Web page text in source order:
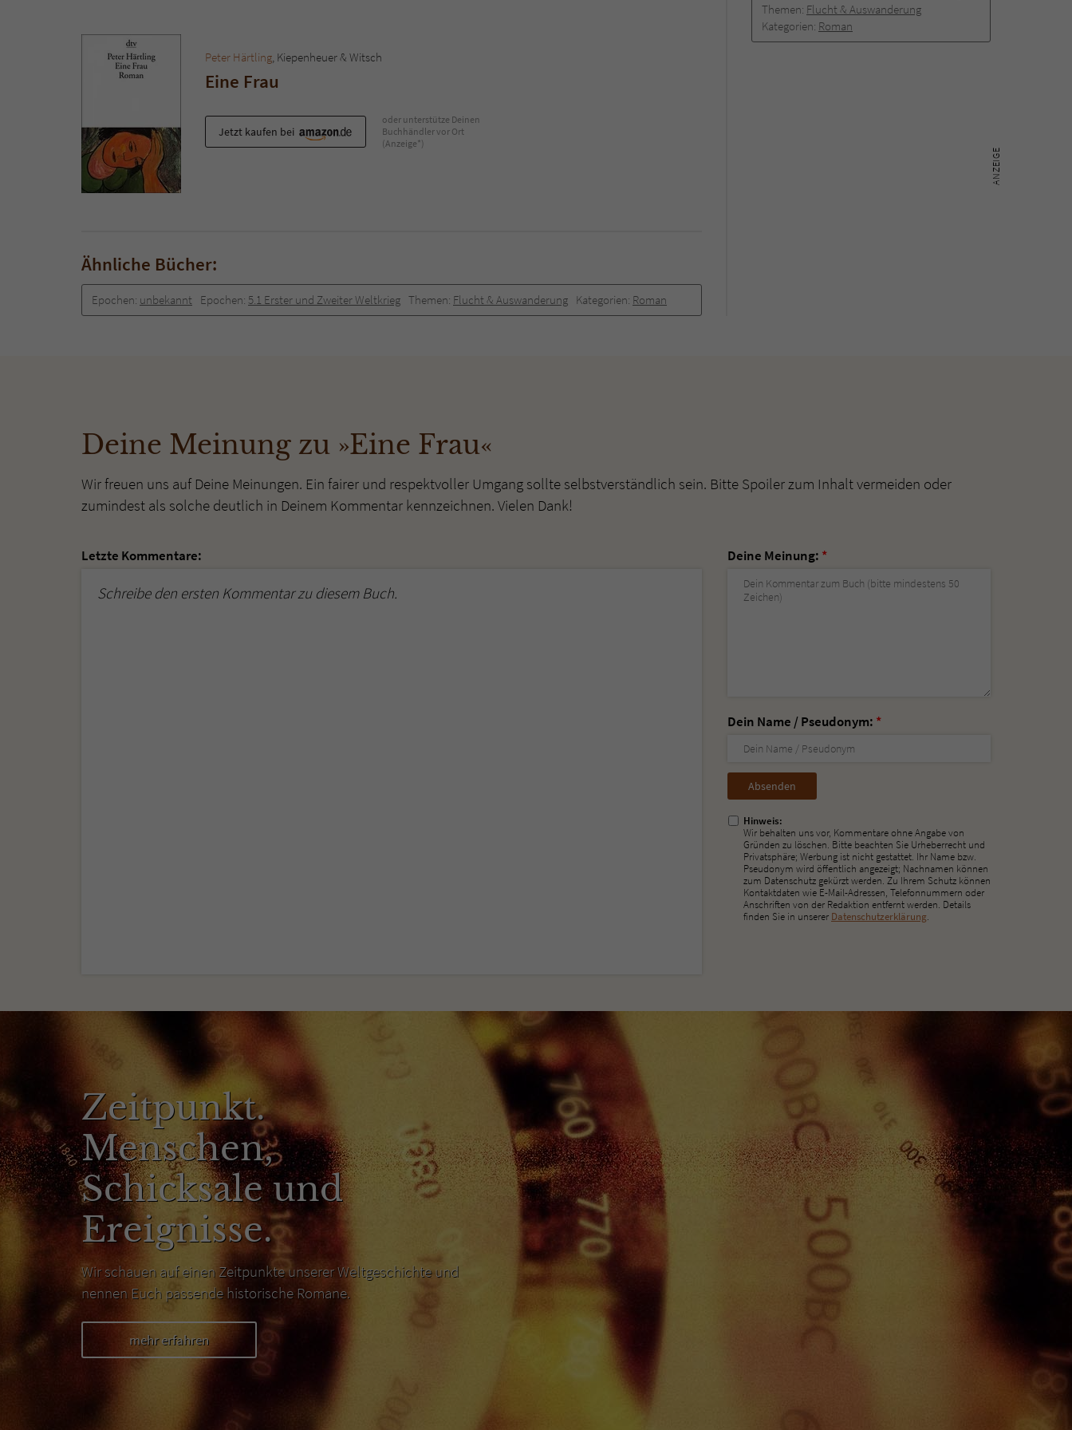
Themen: Flucht & Auswanderung
Kategorien: Roman
Peter Härtling, Kiepenheuer & Witsch
Eine Frau
Jetzt kaufen bei
oder unterstütze Deinen
Buchhändler vor Ort
(Anzeige*)
Ähnliche Bücher:
Epochen: unbekannt Epochen: 5.1 Erster und Zweiter Weltkrieg Themen: Flucht & Auswanderung Kategorien: Roman
Deine Meinung zu »Eine Frau«
Wir freuen uns auf Deine Meinungen. Ein fairer und respektvoller Umgang sollte selbstverständlich sein. Bitte Spoiler zum Inhalt vermeiden oder
zumindest als solche deutlich in Deinem Kommentar kennzeichnen. Vielen Dank!
Letzte Kommentare:
Schreibe den ersten Kommentar zu diesem Buch.
Deine Meinung: *
Dein Name / Pseudonym: *
Nicht
ausfüllen!
Hinweis:
Wir behalten uns vor, Kommentare ohne Angabe von
Gründen zu löschen. Bitte beachten Sie Urheberrecht und
Privatsphäre; Werbung ist nicht gestattet. Ihr Name bzw.
Pseudonym wird öffentlich angezeigt; Nachnamen können
zum Datenschutz gekürzt werden. Zu Ihrem Schutz können
Kontaktdaten wie E-Mail-Adressen, Telefonnummern oder
Anschriften von der Redaktion entfernt werden. Details
finden Sie in unserer Datenschutzerklärung.
Zeitpunkt.
Menschen,
Schicksale und
Ereignisse.
Wir schauen auf einen Zeitpunkte unserer Weltgeschichte und
nennen Euch passende historische Romane.
mehr erfahren
Zweck
Dieses Cookie gewährleistet die Kommunikation der